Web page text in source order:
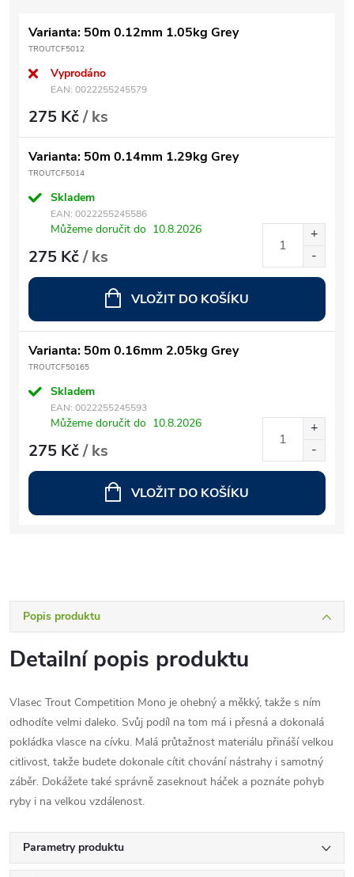
Varianta: 50m 0.12mm 1.05kg Grey
TROUTCF5012
Vyprodáno
EAN: 0022255245579
275 Kč/ ks
Varianta: 50m 0.14mm 1.29kg Grey
TROUTCF5014
Skladem
EAN: 0022255245586
Můžeme doručit do 10.8.2026
275 Kč/ ks
VLOŽIT DO KOŠÍKU
Varianta: 50m 0.16mm 2.05kg Grey
TROUTCF50165
Skladem
EAN: 0022255245593
Můžeme doručit do 10.8.2026
275 Kč/ ks
VLOŽIT DO KOŠÍKU
Popis produktu
Detailní popis produktu
Vlasec Trout Competition Mono je ohebný a měkký, takže s ním
odhodíte velmi daleko. Svůj podíl na tom má i přesná a dokonalá
pokládka vlasce na cívku. Malá průtažnost materiálu přináší velkou
citlivost, takže budete dokonale cítit chování nástrahy i samotný
záběr. Dokážete také správně zaseknout háček a poznáte pohyb
ryby i na velkou vzdálenost.
Parametry produktu